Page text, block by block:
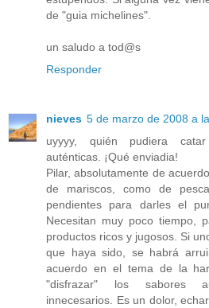
de "guia michelines".
un saludo a tod@s
Responder
nieves 5 de marzo de 2008 a
uyyyy, quién pudiera
auténticas. ¡Qué enviadia!
Pilar, absolutamente de
de mariscos, como de
pendientes para darles el
Necesitan muy poco tiempo,
productos ricos y jugosos. Si
que haya sido, se habrá
acuerdo en el tema de la
"disfrazar" los sabores
innecesarios. Es un dolor,